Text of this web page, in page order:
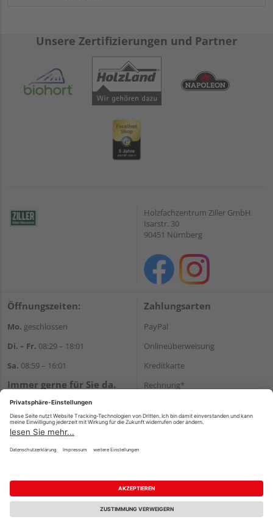
Unsere Zertifizierungen und Partner
Holzfachzentrum Ziller GmbH
Isarstr. 30
90451 Nürnberg
Öffnungszeiten:
Mo. geschlossen
Di. – Fr. 08:29 – 18:01
Sa. 08:59 – 16:01
Immer gerne für Sie da.
E-Mail:kontakt@holzziller.de
Zahlungsarten
PayPal
Onlineüberweisung
Kreditkarte
Rechnung*
Versand
Impressum AGB Widerruf
Datenschutz
Reservierungsbedingungen
Vertrag widerrufen